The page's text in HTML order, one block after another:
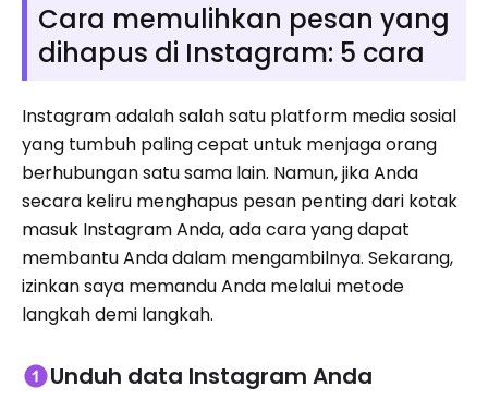
Cara memulihkan pesan yang
dihapus di Instagram: 5 cara
Instagram adalah salah satu platform media sosial
yang tumbuh paling cepat untuk menjaga orang
berhubungan satu sama lain. Namun, jika Anda
secara keliru menghapus pesan penting dari kotak
masuk Instagram Anda, ada cara yang dapat
membantu Anda dalam mengambilnya. Sekarang,
izinkan saya memandu Anda melalui metode
langkah demi langkah.
Unduh data Instagram Anda